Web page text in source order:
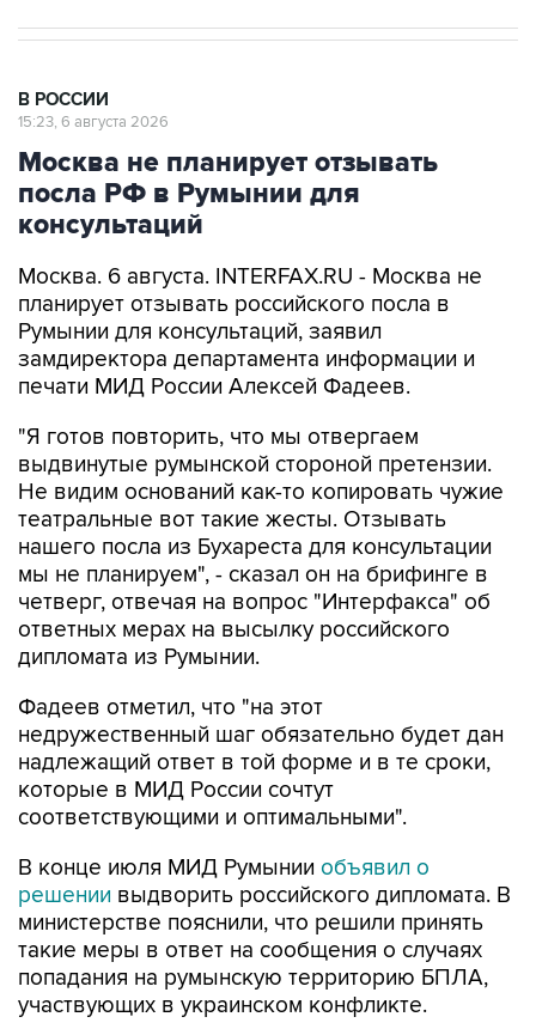
В РОССИИ
15:23, 6 августа 2026
Москва не планирует отзывать
посла РФ в Румынии для
консультаций
Москва. 6 августа. INTERFAX.RU - Москва не
планирует отзывать российского посла в
Румынии для консультаций, заявил
замдиректора департамента информации и
печати МИД России Алексей Фадеев.
"Я готов повторить, что мы отвергаем
выдвинутые румынской стороной претензии.
Не видим оснований как-то копировать чужие
театральные вот такие жесты. Отзывать
нашего посла из Бухареста для консультации
мы не планируем", - сказал он на брифинге в
четверг, отвечая на вопрос "Интерфакса" об
ответных мерах на высылку российского
дипломата из Румынии.
Фадеев отметил, что "на этот
недружественный шаг обязательно будет дан
надлежащий ответ в той форме и в те сроки,
которые в МИД России сочтут
соответствующими и оптимальными".
В конце июля МИД Румынии объявил о
решении выдворить российского дипломата. В
министерстве пояснили, что решили принять
такие меры в ответ на сообщения о случаях
попадания на румынскую территорию БПЛА,
участвующих в украинском конфликте.